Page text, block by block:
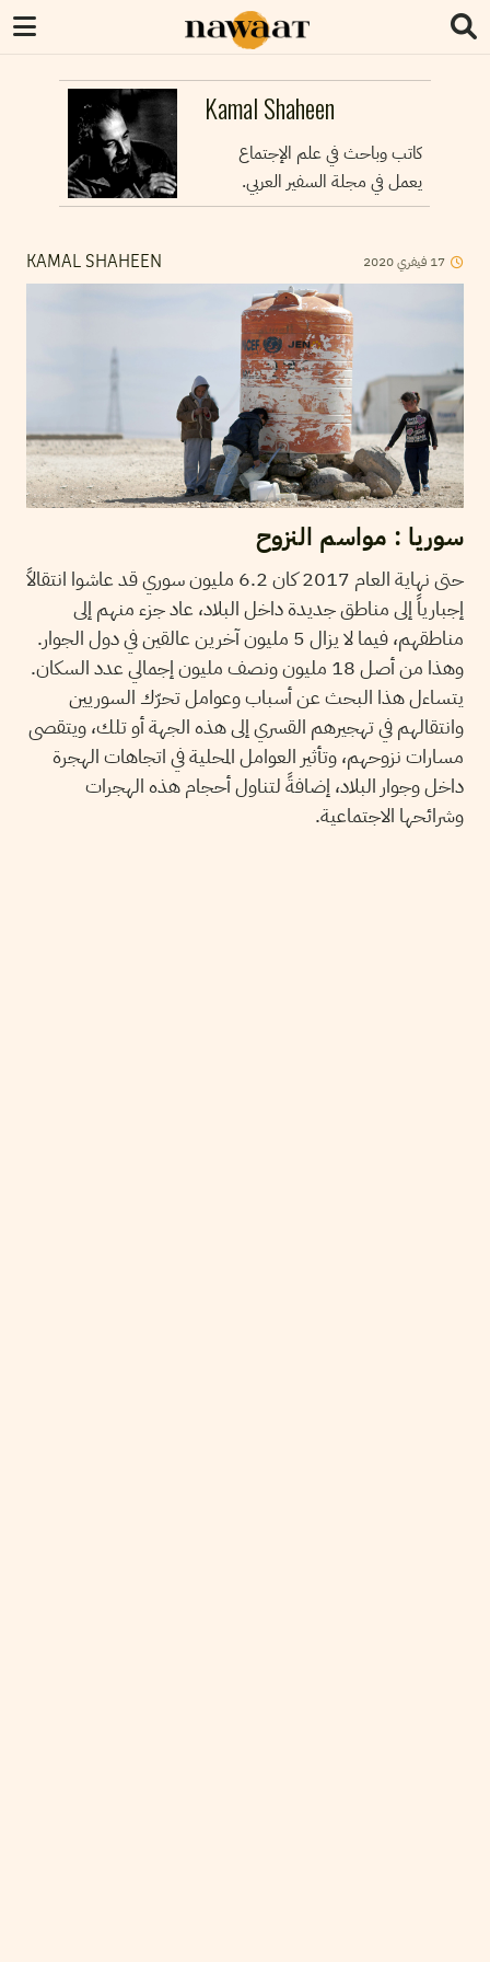
Kamal Shaheen
كاتب وباحث في علم الإجتماع
يعمل في مجلة السفير العربي.
KAMAL SHAHEEN 17 فيفري2020
سوريا : مواسم النزوح
حتى نهاية العام 2017 كان 6.2 مليون سوري قد عاشوا انتقالاً
إجبارياً إلى مناطق جديدة داخل البلاد، عاد جزء منهم إلى
مناطقهم، فيما لا يزال 5 مليون آخرين عالقين في دول الجوار.
وهذا من أصل 18 مليون ونصف مليون إجمالي عدد السكان.
يتساءل هذا البحث عن أسباب وعوامل تحرّك السوريين
وانتقالهم في تهجيرهم القسري إلى هذه الجهة أو تلك، ويتقصى
مسارات نزوحهم، وتأثير العوامل المحلية في اتجاهات الهجرة
داخل وجوار البلاد، إضافةً لتناول أحجام هذه الهجرات
وشرائحها الاجتماعية.